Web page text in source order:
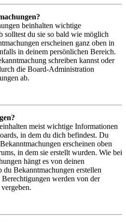
beinhalten wichtige
solltest du sie so bald wie möglich
erscheinen ganz oben in
in deinem persönlichen Bereich.
schreiben kannst oder
die Board-Administration
ab.
meist wichtige Informationen
in dem du dich befindest. Du
erscheinen oben
in dem sie erstellt wurden. Wie bei
hängt es von deinen
du Bekanntmachungen erstellen
werden von der